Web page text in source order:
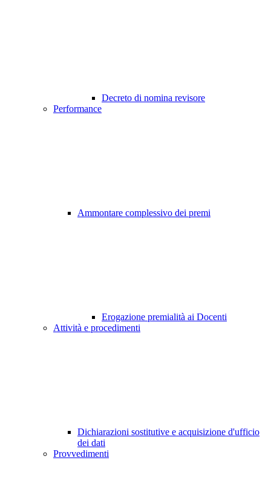
Decreto di nomina revisore
Performance
Ammontare complessivo dei premi
Erogazione premialità ai Docenti
Attività e procedimenti
Dichiarazioni sostitutive e acquisizione d'ufficio
dei dati
Provvedimenti